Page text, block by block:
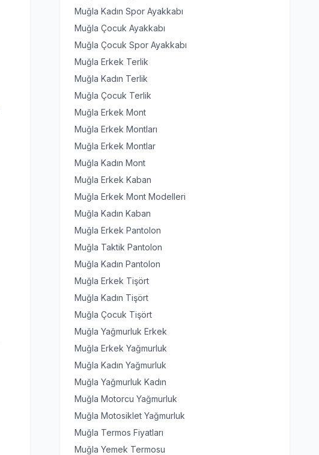
Muğla Kadın Spor Ayakkabı
Muğla Çocuk Ayakkabı
Muğla Çocuk Spor Ayakkabı
Muğla Erkek Terlik
Muğla Kadın Terlik
Muğla Çocuk Terlik
Muğla Erkek Mont
Muğla Erkek Montları
Muğla Erkek Montlar
Muğla Kadın Mont
Muğla Erkek Kaban
Muğla Erkek Mont Modelleri
Muğla Kadın Kaban
Muğla Erkek Pantolon
Muğla Taktik Pantolon
Muğla Kadın Pantolon
Muğla Erkek Tişört
Muğla Kadın Tişört
Muğla Çocuk Tişört
Muğla Yağmurluk Erkek
Muğla Erkek Yağmurluk
Muğla Kadın Yağmurluk
Muğla Yağmurluk Kadın
Muğla Motorcu Yağmurluk
Muğla Motosiklet Yağmurluk
Muğla Termos Fiyatları
Muğla Yemek Termosu